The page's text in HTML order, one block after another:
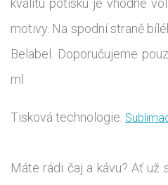
kvalitu potisku je vhodné
motivy. Na spodní straně
Belabel. Doporučujeme
ml
Tisková technologie:
Máte rádi čaj a kávu? Ať už